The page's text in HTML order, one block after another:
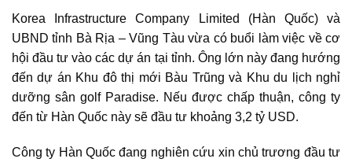
Korea Infrastructure Company Limited (Hàn Quốc) và
UBND tỉnh Bà Rịa – Vũng Tàu vừa có buổi làm việc về cơ
hội đầu tư vào các dự án tại tỉnh. Ông lớn này đang hướng
đến dự án Khu đô thị mới Bàu Trũng và Khu du lịch nghỉ
dưỡng sân golf Paradise. Nếu được chấp thuận, công ty
đến từ Hàn Quốc này sẽ đầu tư khoảng 3,2 tỷ USD.
Công ty Hàn Quốc đang nghiên cứu xin chủ trương đầu tư